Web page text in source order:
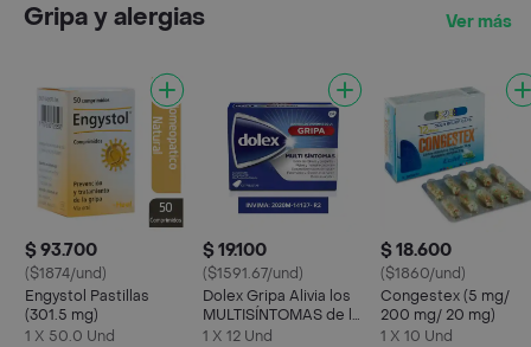
Gripa y alergias Ver más
$ 93.700
($1874/und)
Engystol Pastillas
(301.5 mg)
1 X 50.0 Und
$ 19.100
($1591.67/und)
Dolex Gripa Alivia los
MULTISÍNTOMAS de la
Gripa X 12 tabs
1 X 12 Und
$ 18.600
($1860/und)
Congestex (5 mg/
200 mg/ 20 mg)
1 X 10 Und